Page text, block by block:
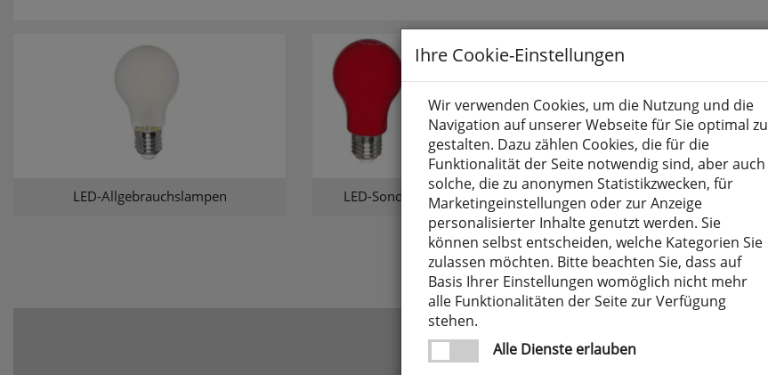
LED-Allgebrauchslampen LED-Sonderform- & Deko-Lampen
Ihre Cookie-Einstellungen
Wir verwenden Cookies, um die Nutzung und die
Navigation auf unserer Webseite für Sie optimal zu
gestalten. Dazu zählen Cookies, die für die
Funktionalität der Seite notwendig sind, aber auch
solche, die zu anonymen Statistikzwecken, für
Marketingeinstellungen oder zur Anzeige
personalisierter Inhalte genutzt werden. Sie
können selbst entscheiden, welche Kategorien Sie
zulassen möchten. Bitte beachten Sie, dass auf
Basis Ihrer Einstellungen womöglich nicht mehr
alle Funktionalitäten der Seite zur Verfügung
stehen.
Alle Dienste erlauben